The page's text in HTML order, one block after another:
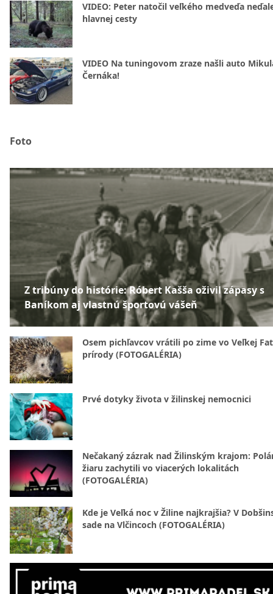
VIDEO: Peter natočil veľkého medveďa
hlavnej cesty
VIDEO Na tuningovom zraze našli auto
Černáka!
Foto
Z tribúny do histórie: Róbert Kašša oživil zápasy s
Baníkom aj vlastnú športovú vášeň
Osem pichľavcov vrátili po zime vo Veľkej
prírody (FOTOGALÉRIA)
Prvé dotyky života v žilinskej nemocnici
Nečakaný zázrak nad Žilinským krajom:
žiaru zachytili vo viacerých lokalitách
(FOTOGALÉRIA)
Kde je Veľká noc v Žiline najkrajšia? V
sade na Vlčincoch (FOTOGALÉRIA)